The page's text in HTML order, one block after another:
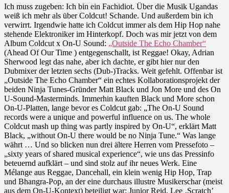
U
Sound:
Outside
The
Echo
Chamber
Ich muss zugeben: Ich bin ein Fachidiot. Über die Musik Ugandas
weiß ich mehr als über Coldcut! Schande. Und außerdem bin ich
verwirrt. Irgendwie hatte ich Coldcut immer als dem Hip Hop nahe
stehende Elektroniker im Hinterkopf. Doch was mir jetzt von dem
Album Coldcut x On-U Sound: „Outside The Echo Chamber“
(Ahead Of Our Time ) entgegenschallt, ist Reggae! Okay, Adrian
Sherwood legt das nahe, aber ich dachte, er gibt hier nur den
Dubmixer der letzten sechs (Dub-)Tracks. Weit gefehlt. Offenbar ist
„Outside The Echo Chamber“ ein echtes Kollaborationsprojekt der
beiden Ninja Tunes-Gründer Matt Black und Jon More und des On
U-Sound-Masterminds. Immerhin kauften Black und More schon
On-U-Platten, lange bevor es Coldcut gab: „The On-U Sound
records were a unique and powerful influence on us. The whole
Coldcut mash up thing was partly inspired by On-U“, erklärt Matt
Black, „without On-U there would be no Ninja Tune.“ Was lange
währt … Und so blicken nun drei ältere Herren vom Pressefoto –
„sixty years of shared musical experience“, wie uns das Pressinfo
beteuernd aufklärt – und sind stolz auf ihr neues Werk. Eine
Mélange aus Reggae, Dancehall, ein klein wenig Hip Hop, Trap
und Bhangra-Pop, an der eine durchaus illustre Musikerschar (meist
aus dem On-U-Kontext) beteiligt war: Junior Reid, Lee ‚Scratch’